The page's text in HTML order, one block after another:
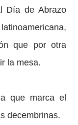
Día de Abrazo
que por otra
la mesa.
que marca el
decembrinas.